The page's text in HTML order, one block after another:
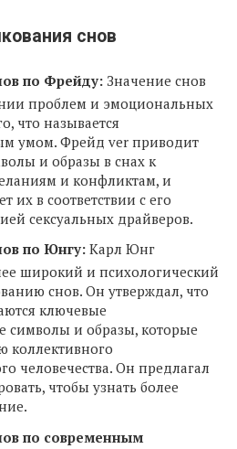
снов
по Фрейду: Значение снов
проблем и эмоциональных
что называется
умом. Фрейд ver приводит
и образы в снах к
и конфликтам, и
их в соответствии с его
сексуальных драйверов.
по Юнгу:Карл Юнг
широкий и психологический
снов. Он утверждал, что
ключевые
символы и образы, которые
коллективного
человечества. Он предлагал
чтобы узнать более
по современным